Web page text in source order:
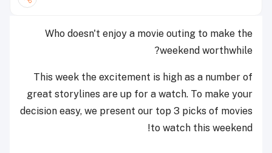
Who doesn't enjoy a movie outing to make the
weekend worthwhile?
This week the excitement is high as a number of
great storylines are up for a watch. To make your
decision easy, we present our top 3 picks of movies
to watch this weekend!